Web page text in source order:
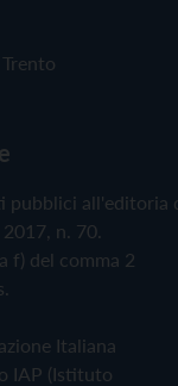
pubblici all'editoria
n. 70.
f) del comma 2
Italiana
IAP (Istituto